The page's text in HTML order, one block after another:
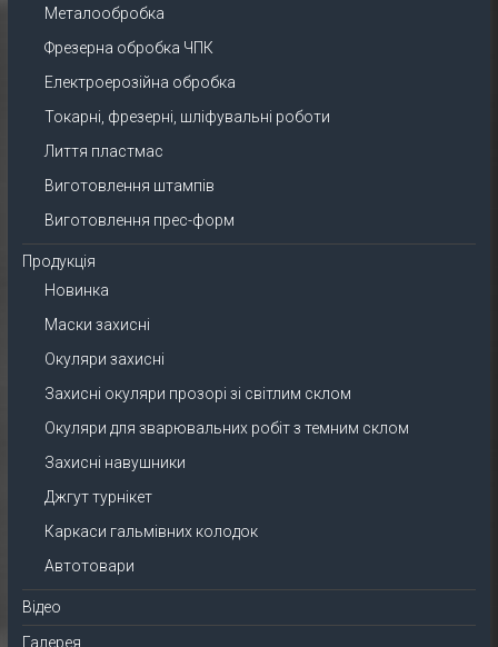
Металообробка
Фрезерна обробка ЧПК
Електроерозійна обробка
Токарні, фрезерні, шліфувальні роботи
Лиття пластмас
Виготовлення штампів
Виготовлення прес-форм
Продукція
Новинка
Маски захисні
Окуляри захисні
Захисні окуляри прозорі зі світлим склом
Окуляри для зварювальних робіт з темним склом
Захисні навушники
Джгут турнікет
Каркаси гальмівних колодок
Автотовари
Відео
Галерея